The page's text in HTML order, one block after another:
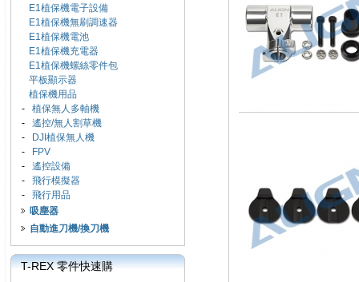
E1植保機電子設備
E1植保機無刷調速器
E1植保機電池
E1植保機充電器
E1植保機螺絲零件包
平板顯示器
植保機用品
- 植保無人多軸機
- 遙控/無人割草機
-
DJI植保無人機
-
FPV
- 遙控設備
- 飛行模擬器
- 飛行用品
吸塵器
自動進刀機/換刀機
T-REX 零件快速購